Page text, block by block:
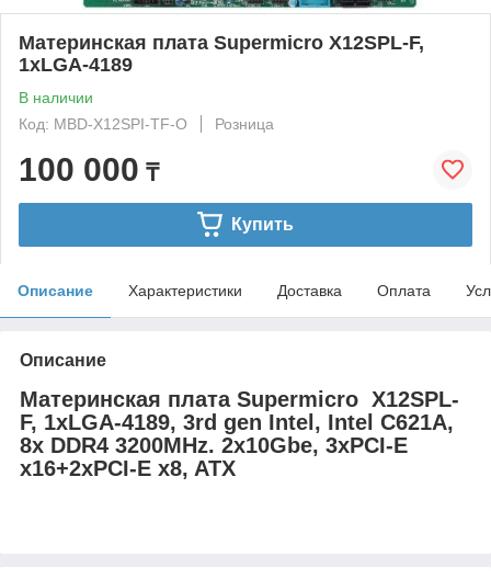
Материнская плата Supermicro X12SPL-F,
1xLGA-4189
В наличии
Код: MBD-X12SPI-TF-O
Розница
100 000 ₸
Купить
Описание Характеристики Доставка Оплата
Описание
Материнская плата Supermicro X12SPL-
F, 1xLGA-4189, 3rd gen Intel, Intel C621A,
8x DDR4 3200MHz. 2x10Gbe, 3xPCI-E
x16+2xPCI-E x8, ATX